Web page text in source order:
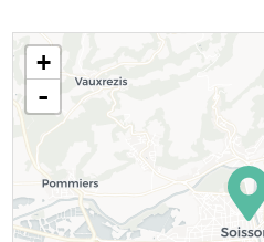
+
-